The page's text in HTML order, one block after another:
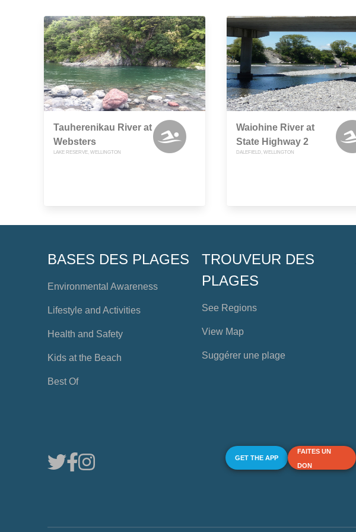
Tauherenikau River at
Websters
LAKE RESERVE, WELLINGTON
Waiohine River at
State Highway 2
DALEFIELD, WELLINGTON
BASES DES PLAGES
Environmental Awareness
Lifestyle and Activities
Health and Safety
Kids at the Beach
Best Of
TROUVEUR DES
PLAGES
See Regions
View Map
Suggérer une plage
GET THE APP
FAITES UN
DON